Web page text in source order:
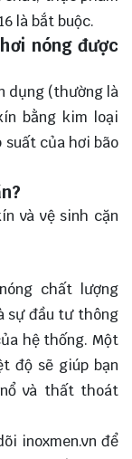
là bắt buộc.
nóng được
dụng (thường là
bằng kim loại
suất của hơi bão
và vệ sinh cặn
chất lượng
sự đầu tư thông
hệ thống. Một
độ sẽ giúp bạn
và thất thoát
inoxmen.vn để